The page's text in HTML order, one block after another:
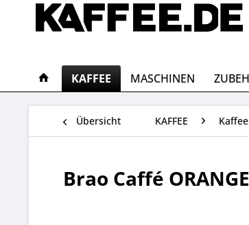
KAFFEE MASCHINEN
Übersicht KAFFEE
Brao Caffé